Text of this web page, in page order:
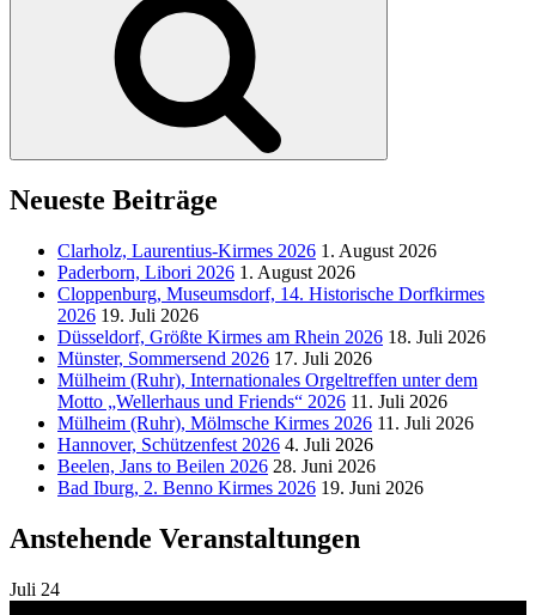
Neueste Beiträge
Clarholz, Laurentius-Kirmes 2026 1. August 2026
Paderborn, Libori 2026 1. August 2026
Cloppenburg, Museumsdorf, 14. Historische Dorfkirmes
2026 19. Juli 2026
Düsseldorf, Größte Kirmes am Rhein 2026 18. Juli 2026
Münster, Sommersend 2026 17. Juli 2026
Mülheim (Ruhr), Internationales Orgeltreffen unter dem
Motto „Wellerhaus und Friends“ 2026 11. Juli 2026
Mülheim (Ruhr), Mölmsche Kirmes 2026 11. Juli 2026
Hannover, Schützenfest 2026 4. Juli 2026
Beelen, Jans to Beilen 2026 28. Juni 2026
Bad Iburg, 2. Benno Kirmes 2026 19. Juni 2026
Anstehende Veranstaltungen
Juli 24